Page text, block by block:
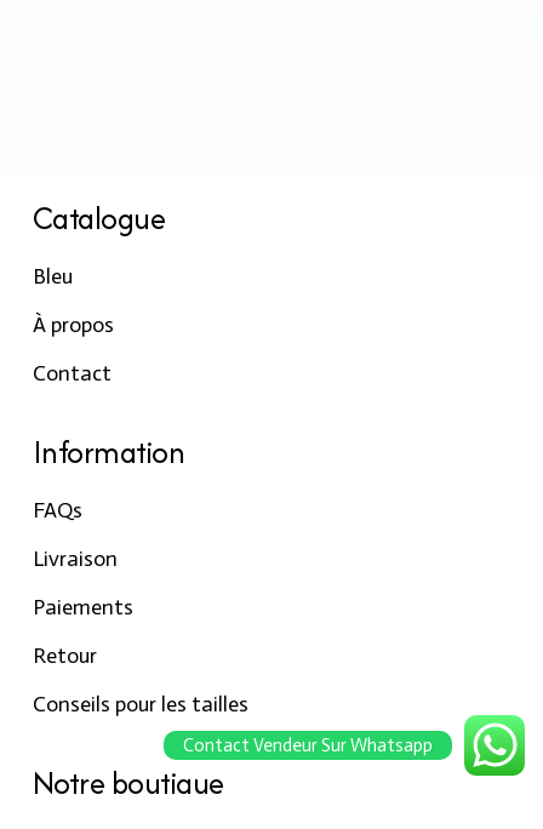
Catalogue
Bleu
À propos
Contact
Information
FAQs
Livraison
Paiements
Retour
Conseils pour les tailles
Notre boutique
Contact Vendeur Sur Whatsapp